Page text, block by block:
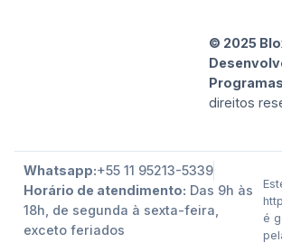
© 2025
direitos
Whatsapp:+55 11 95213-5339
Horário de atendimento: Das 9h às
18h, de segunda à sexta-feira,
exceto feriados
é